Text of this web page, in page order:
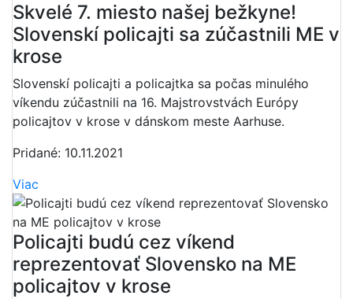
Skvelé 7. miesto našej bežkyne!
Slovenskí policajti sa zúčastnili ME v
krose
Slovenskí policajti a policajtka sa počas minulého
víkendu zúčastnili na 16. Majstrovstvách Európy
policajtov v krose v dánskom meste Aarhuse.
Pridané: 10.11.2021
Viac
Policajti budú cez víkend
reprezentovať Slovensko na ME
policajtov v krose